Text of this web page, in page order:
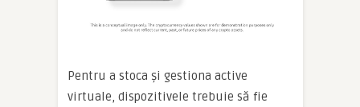
Pentru a stoca și gestiona active
virtuale, dispozitivele trebuie să fie